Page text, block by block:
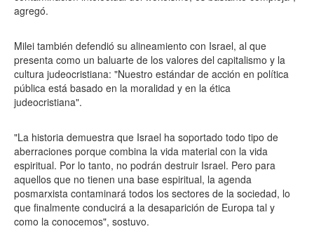
agregó.
Milei también defendió su alineamiento con Israel, al que
presenta como un baluarte de los valores del capitalismo y la
cultura judeocristiana: "Nuestro estándar de acción en política
pública está basado en la moralidad y en la ética
judeocristiana".
"La historia demuestra que Israel ha soportado todo tipo de
aberraciones porque combina la vida material con la vida
espiritual. Por lo tanto, no podrán destruir Israel. Pero para
aquellos que no tienen una base espiritual, la agenda
posmarxista contaminará todos los sectores de la sociedad, lo
que finalmente conducirá a la desaparición de Europa tal y
como la conocemos", sostuvo.